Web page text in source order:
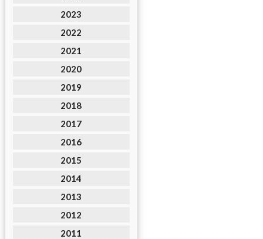
2023
2022
2021
2020
2019
2018
2017
2016
2015
2014
2013
2012
2011